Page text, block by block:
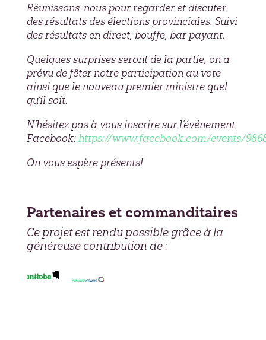
Réunissons-nous pour regarder et discuter
des résultats des élections provinciales. Suivi
des résultats en direct, bouffe, bar payant.
Quelques surprises seront de la partie, on a
prévu de fêter notre participation au vote
ainsi que le nouveau premier ministre quel
qu’il soit.
N’hésitez pas à vous inscrire sur l’événement
Facebook:https://www.facebook.com/events/
On vous espère présents!
Partenaires et commanditaires
Ce projet est rendu possible grâce à la
généreuse contribution de :